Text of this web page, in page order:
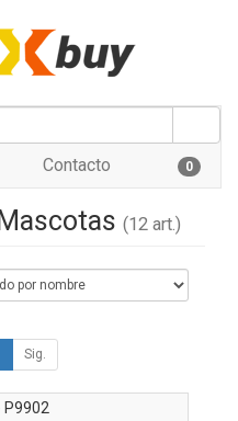
Contacto 0
(12 art.)
Sig.
P9902